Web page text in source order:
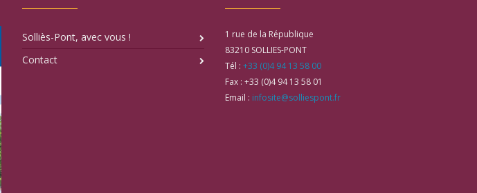
Solliès-Pont, avec vous !
Contact
1 rue de la République
83210 SOLLIES-PONT
Tél : +33 (0)4 94 13 58 00
Fax : +33 (0)4 94 13 58 01
Email : infosite@solliespont.fr